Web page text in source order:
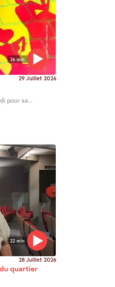
26 min
29 Juillet 2026
pour sa...
22 min
28 Juillet 2026
quartier